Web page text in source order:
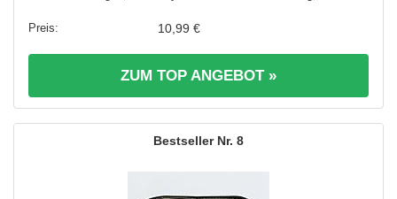
10,99 €
ZUM TOP ANGEBOT »
8